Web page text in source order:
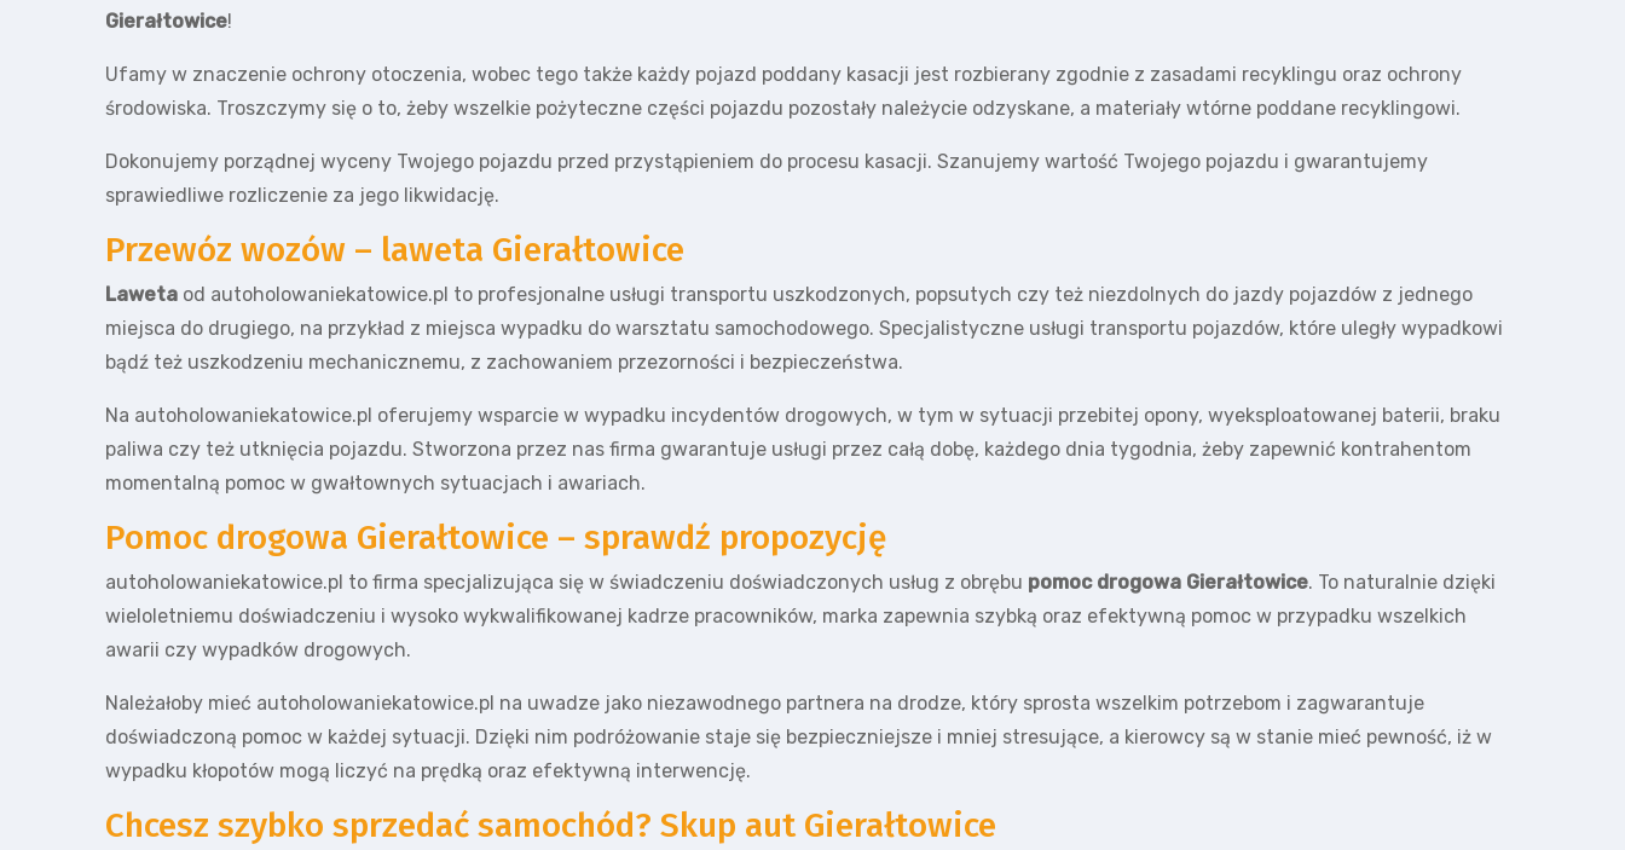
Gierałtowice!
Ufamy w znaczenie ochrony otoczenia, wobec tego także każdy pojazd poddany kasacji jest rozbierany zgodnie z zasadami recyklingu oraz ochrony
środowiska. Troszczymy się o to, żeby wszelkie pożyteczne części pojazdu pozostały należycie odzyskane, a materiały wtórne poddane recyklingowi.
Dokonujemy porządnej wyceny Twojego pojazdu przed przystąpieniem do procesu kasacji. Szanujemy wartość Twojego pojazdu i gwarantujemy
sprawiedliwe rozliczenie za jego likwidację.
Przewóz wozów – laweta Gierałtowice
Laweta od autoholowaniekatowice.pl to profesjonalne usługi transportu uszkodzonych, popsutych czy też niezdolnych do jazdy pojazdów z jednego
miejsca do drugiego, na przykład z miejsca wypadku do warsztatu samochodowego. Specjalistyczne usługi transportu pojazdów, które uległy wypadkowi
bądź też uszkodzeniu mechanicznemu, z zachowaniem przezorności i bezpieczeństwa.
Na autoholowaniekatowice.pl oferujemy wsparcie w wypadku incydentów drogowych, w tym w sytuacji przebitej opony, wyeksploatowanej baterii, braku
paliwa czy też utknięcia pojazdu. Stworzona przez nas firma gwarantuje usługi przez całą dobę, każdego dnia tygodnia, żeby zapewnić kontrahentom
momentalną pomoc w gwałtownych sytuacjach i awariach.
Pomoc drogowa Gierałtowice – sprawdź propozycję
autoholowaniekatowice.pl to firma specjalizująca się w świadczeniu doświadczonych usług z obrębu pomoc drogowa Gierałtowice. To naturalnie dzięki
wieloletniemu doświadczeniu i wysoko wykwalifikowanej kadrze pracowników, marka zapewnia szybką oraz efektywną pomoc w przypadku wszelkich
awarii czy wypadków drogowych.
Należałoby mieć autoholowaniekatowice.pl na uwadze jako niezawodnego partnera na drodze, który sprosta wszelkim potrzebom i zagwarantuje
doświadczoną pomoc w każdej sytuacji. Dzięki nim podróżowanie staje się bezpieczniejsze i mniej stresujące, a kierowcy są w stanie mieć pewność, iż w
wypadku kłopotów mogą liczyć na prędką oraz efektywną interwencję.
Chcesz szybko sprzedać samochód? Skup aut Gierałtowice